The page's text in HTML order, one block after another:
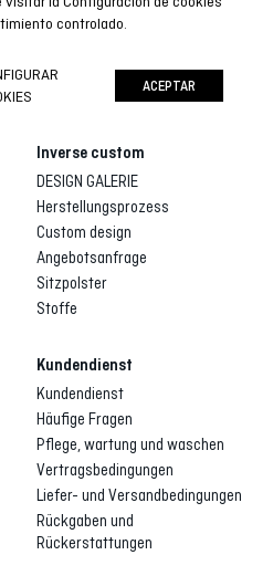
Inverse custom
DESIGN GALERIE
Herstellungsprozess
Custom design
Angebotsanfrage
Sitzpolster
Stoffe
Kundendienst
Kundendienst
Häufige Fragen
Pflege, wartung und waschen
Vertragsbedingungen
Liefer- und Versandbedingungen
Rückgaben und
Rückerstattungen
controlado.
ACEPTAR